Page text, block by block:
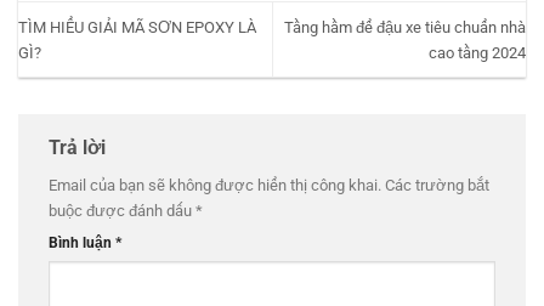
TÌM HIỂU GIẢI MÃ SƠN EPOXY LÀ
GÌ?
Tầng hầm để đậu xe tiêu chuẩn nhà
cao tầng 2024
Trả lời
Email của bạn sẽ không được hiển thị công khai. Các trường bắt
buộc được đánh dấu *
Bình luận *